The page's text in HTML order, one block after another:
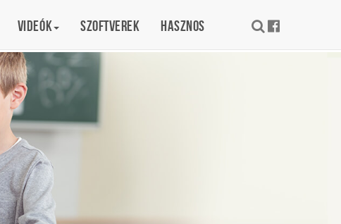
Videók Szoftverek Hasznos